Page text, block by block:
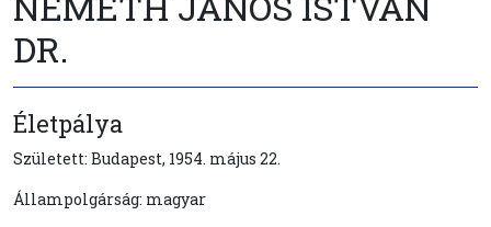
DR.
Életpálya
Született: Budapest, 1954. május 22.
Állampolgárság: magyar